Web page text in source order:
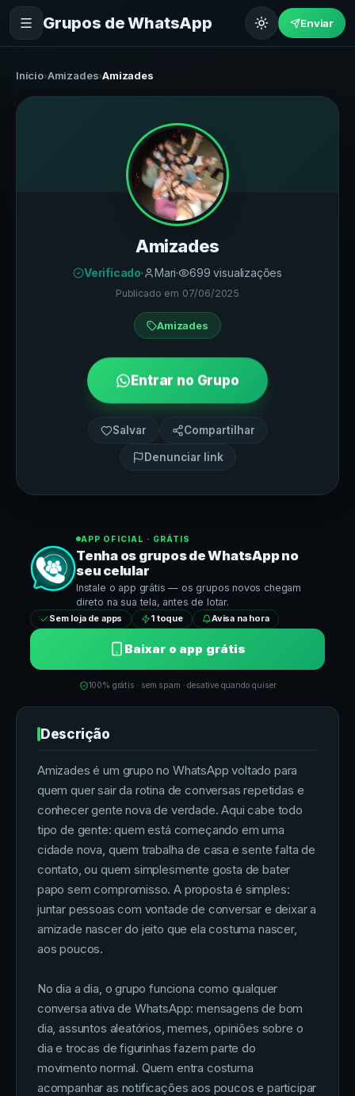
Grupos de WhatsApp Enviar
Início›Amizades›Amizades
Amizades
Verificado· Mari· 699 visualizações
Publicado em 07/06/2025
Amizades
Entrar no Grupo
Salvar Compartilhar
Denunciar link
APP OFICIAL · GRÁTIS
Tenha os grupos deWhatsAppno
seu celular
Instale o app grátis — os grupos novos chegam
direto na sua tela, antes de lotar.
Sem loja de apps 1 toque Avisa na hora
Baixar o app grátis
100% grátis · sem spam · desative quando quiser
Descrição
Amizades é um grupo no WhatsApp voltado para
quem quer sair da rotina de conversas repetidas e
conhecer gente nova de verdade. Aqui cabe todo
tipo de gente: quem está começando em uma
cidade nova, quem trabalha de casa e sente falta de
contato, ou quem simplesmente gosta de bater
papo sem compromisso. A proposta é simples:
juntar pessoas com vontade de conversar e deixar a
amizade nascer do jeito que ela costuma nascer,
aos poucos.
No dia a dia, o grupo funciona como qualquer
conversa ativa de WhatsApp: mensagens de bom
dia, assuntos aleatórios, memes, opiniões sobre o
dia e trocas de figurinhas fazem parte do
movimento normal. Quem entra costuma
acompanhar as notificações aos poucos e participar